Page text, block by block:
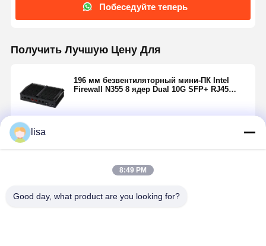
Побеседуйте теперь
Получить Лучшую Цену Для
196 мм безвентиляторный мини-ПК Intel
Firewall N355 8 ядер Dual 10G SFP+ RJ45
lisa
8:49 PM
Good day, what product are you looking for?